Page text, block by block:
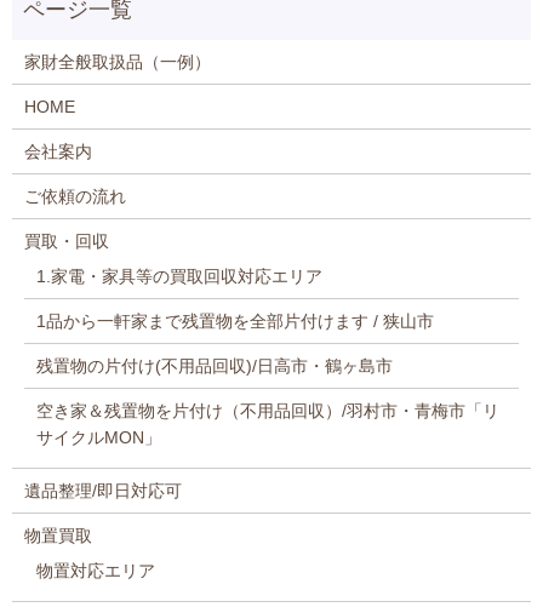
家財全般取扱品（一例）
HOME
会社案内
ご依頼の流れ
買取・回収
1.家電・家具等の買取回収対応エリア
1品から一軒家まで残置物を全部片付けます / 狭山市
残置物の片付け(不用品回収)/日高市・鶴ヶ島市
空き家＆残置物を片付け（不用品回収）/羽村市・青梅市「リ
サイクルMON」
遺品整理/即日対応可
物置買取
物置対応エリア